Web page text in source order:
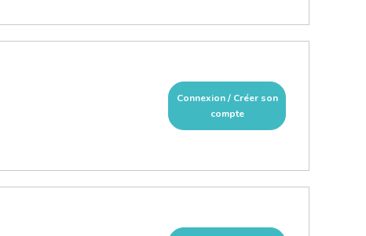
Connexion / Créer son
compte